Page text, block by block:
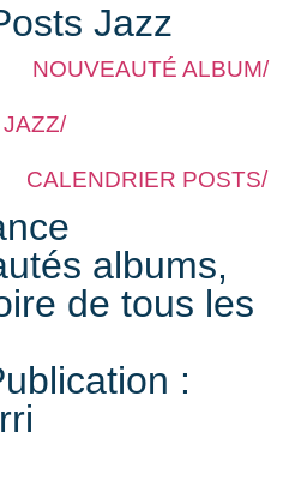
Jazz
NOUVEAUTÉ ALBUM/
CALENDRIER POSTS/
albums,
de tous les
: